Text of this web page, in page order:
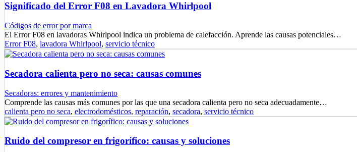
Significado del Error F08 en Lavadora Whirlpool
Códigos de error por marca
El Error F08 en lavadoras Whirlpool indica un problema de calefacción. Aprende las causas potenciales…
Error F08, lavadora Whirlpool, servicio técnico
Secadora calienta pero no seca: causas comunes
Secadoras: errores y mantenimiento
Comprende las causas más comunes por las que una secadora calienta pero no seca adecuadamente…
calienta pero no seca, electrodomésticos, reparación, secadora, servicio técnico
Ruido del compresor en frigorífico: causas y soluciones